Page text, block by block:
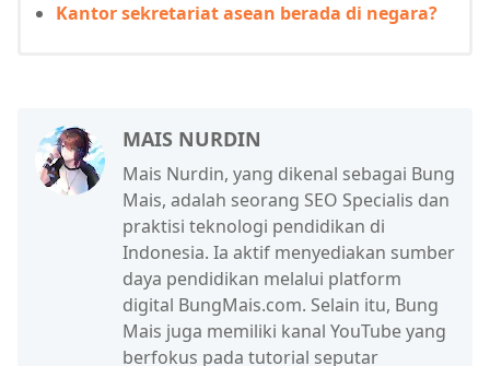
Kantor sekretariat asean berada di negara?
MAIS NURDIN
Mais Nurdin, yang dikenal sebagai Bung
Mais, adalah seorang SEO Specialis dan
praktisi teknologi pendidikan di
Indonesia. Ia aktif menyediakan sumber
daya pendidikan melalui platform
digital BungMais.com. Selain itu, Bung
Mais juga memiliki kanal YouTube yang
berfokus pada tutorial seputar